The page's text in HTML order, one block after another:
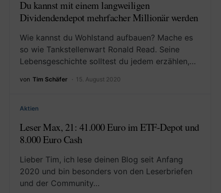
Du kannst mit einem langweiligen
Dividendendepot mehrfacher Millionär werden
Wie kannst du Wohlstand aufbauen? Mache es
so wie Tankstellenwart Ronald Read. Seine
Lebensgeschichte solltest du jedem erzählen,…
von Tim Schäfer 15. August 2020
Aktien
Leser Max, 21: 41.000 Euro im ETF-Depot und
8.000 Euro Cash
Lieber Tim, ich lese deinen Blog seit Anfang
2020 und bin besonders von den Leserbriefen
und der Community…